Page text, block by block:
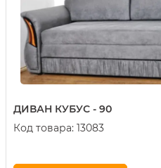
ДИВАН КУБУС - 90
Код товара: 13083